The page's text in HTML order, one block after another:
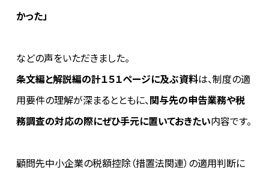
かった」
などの声をいただきました。
条文編と解説編の計１５１ページに及ぶ資料は、制度の適
用要件の理解が深まるとともに、関与先の申告業務や税
務調査の対応の際にぜひ手元に置いておきたい内容です。
顧問先中小企業の税額控除（措置法関連）の適用判断に